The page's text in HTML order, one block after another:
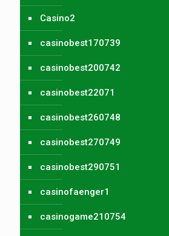
Casino2
casinobest170739
casinobest200742
casinobest22071
casinobest260748
casinobest270749
casinobest290751
casinofaenger1
casinogame210754